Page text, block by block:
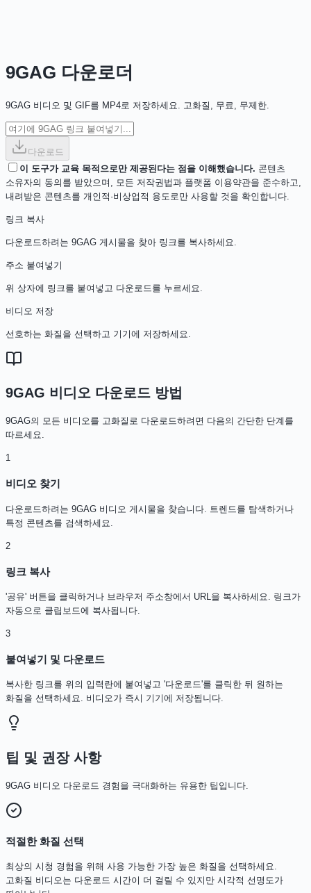
9GAG 다운로더
9GAG 비디오 및 GIF를 MP4로 저장하세요. 고화질, 무료, 무제한.
다운로드
이 도구가 교육 목적으로만 제공된다는 점을 이해했습니다. 콘텐츠
소유자의 동의를 받았으며, 모든 저작권법과 플랫폼 이용약관을 준수하고,
내려받은 콘텐츠를 개인적·비상업적 용도로만 사용할 것을 확인합니다.
링크 복사
다운로드하려는 9GAG 게시물을 찾아 링크를 복사하세요.
주소 붙여넣기
위 상자에 링크를 붙여넣고 다운로드를 누르세요.
비디오 저장
선호하는 화질을 선택하고 기기에 저장하세요.
9GAG 비디오 다운로드 방법
9GAG의 모든 비디오를 고화질로 다운로드하려면 다음의 간단한 단계를
따르세요.
1
비디오 찾기
다운로드하려는 9GAG 비디오 게시물을 찾습니다. 트렌드를 탐색하거나
특정 콘텐츠를 검색하세요.
2
링크 복사
'공유' 버튼을 클릭하거나 브라우저 주소창에서 URL을 복사하세요. 링크가
자동으로 클립보드에 복사됩니다.
3
붙여넣기 및 다운로드
복사한 링크를 위의 입력란에 붙여넣고 '다운로드'를 클릭한 뒤 원하는
화질을 선택하세요. 비디오가 즉시 기기에 저장됩니다.
팁 및 권장 사항
9GAG 비디오 다운로드 경험을 극대화하는 유용한 팁입니다.
적절한 화질 선택
최상의 시청 경험을 위해 사용 가능한 가장 높은 화질을 선택하세요.
고화질 비디오는 다운로드 시간이 더 걸릴 수 있지만 시각적 선명도가